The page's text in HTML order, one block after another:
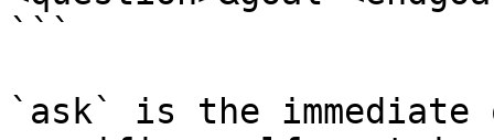
```
`ask` is the